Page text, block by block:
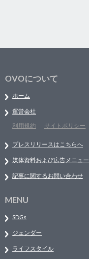
OVOについて
ホーム
運営会社
利用規約
サイトポリシー
プレスリリースはこちらへ
媒体資料および広告メニュー
記事に関するお問い合わせ
MENU
SDGs
ジェンダー
ライフスタイル